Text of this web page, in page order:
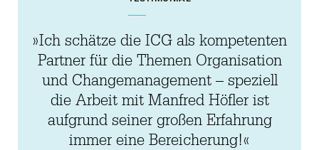
»Ich schätze die ICG als kompetenten
Partner für die Themen Organisation
und Changemanagement – speziell
die Arbeit mit Manfred Höfler ist
aufgrund seiner großen Erfahrung
immer eine Bereicherung!«